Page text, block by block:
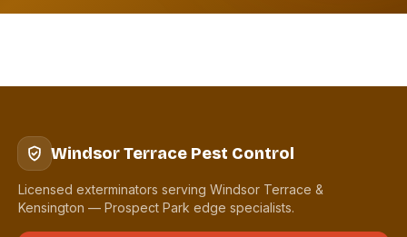
Windsor Terrace Pest Control
Licensed exterminators serving Windsor Terrace &
Kensington — Prospect Park edge specialists.